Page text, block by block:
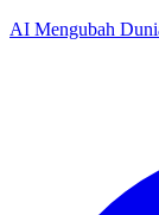
AI Mengubah